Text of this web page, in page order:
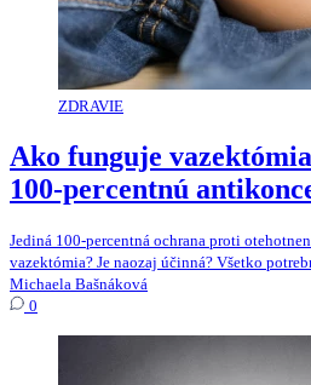
ZDRAVIE
Ako funguje
100-percentnú
Jediná 100-percentná ochrana proti
vazektómia? Je naozaj účinná? Všetko
Michaela Bašnáková
0